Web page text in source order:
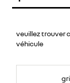
veuillez trouver
véhicule